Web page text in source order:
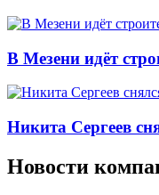
В Мезени идёт
Никита Сергеев
Новости